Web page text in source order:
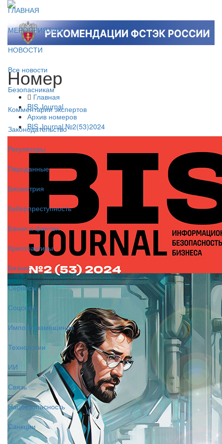
ГЛАВНАЯ
МЕРОПРИЯТИЯ
НОВОСТИ
Все новости
Безопасникам
Комментарии экспертов
Законодательство
Регуляторы
Персданные
Биометрия
Киберпреступность
Банки и финтех
Криптоактивы
Бизнес
Сервисы
Соцсети
Импортозамещение
Технологии
ИИ
Связь
Нацбезопасность
Санкции
Номер
Главная
BIS Journal
Архив номеров
BIS Journal №2(53)2024